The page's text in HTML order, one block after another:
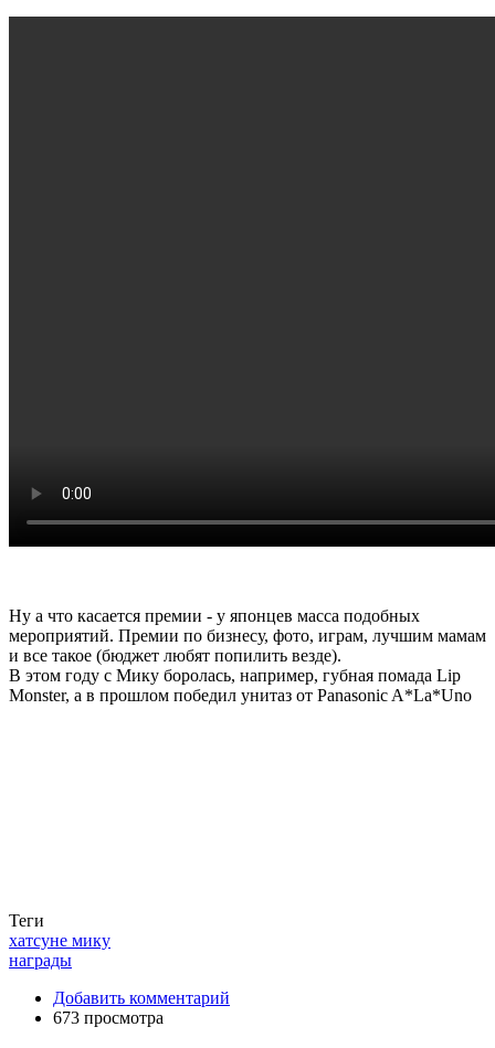
Ну а что касается премии - у японцев масса подобных
мероприятий. Премии по бизнесу, фото, играм, лучшим мамам
и все такое (бюджет любят попилить везде).
В этом году с Мику боролась, например, губная помада Lip
Monster, а в прошлом победил унитаз от Panasonic A*La*Uno
Теги
хатсуне мику
награды
Добавить комментарий
673 просмотра